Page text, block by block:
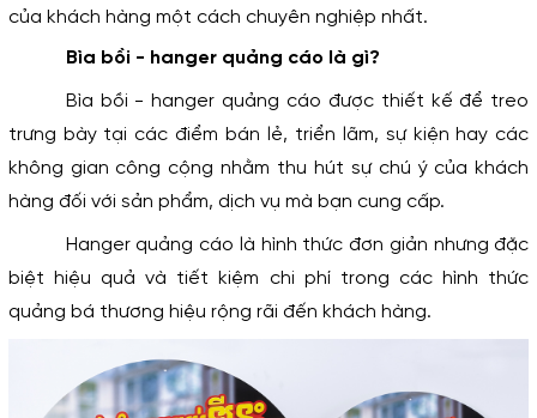
của khách hàng một cách chuyên nghiệp nhất.
Bìa bồi - hanger quảng cáo là gì?
Bìa bồi - hanger quảng cáo được thiết kế để treo
trưng bày tại các điểm bán lẻ, triển lãm, sự kiện hay các
không gian công cộng nhằm thu hút sự chú ý của khách
hàng đối với sản phẩm, dịch vụ mà bạn cung cấp.
Hanger quảng cáo là hình thức đơn giản nhưng đặc
biệt hiệu quả và tiết kiệm chi phí trong các hình thức
quảng bá thương hiệu rộng rãi đến khách hàng.